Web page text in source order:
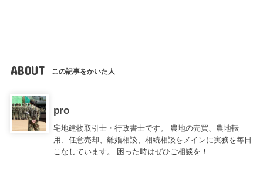
ABOUT この記事をかいた人
pro
宅地建物取引士・行政書士です。 農地の売買、農地転
用、任意売却、離婚相談、相続相談をメインに実務を毎日
こなしています。 困った時はぜひご相談を！